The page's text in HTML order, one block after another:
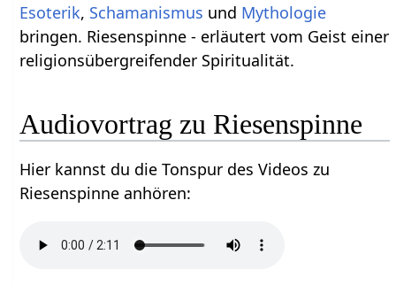
Esoterik, Schamanismus und Mythologie
bringen. Riesenspinne - erläutert vom Geist einer
religionsübergreifender Spiritualität.
Audiovortrag zu Riesenspinne
Hier kannst du die Tonspur des Videos zu
Riesenspinne anhören: